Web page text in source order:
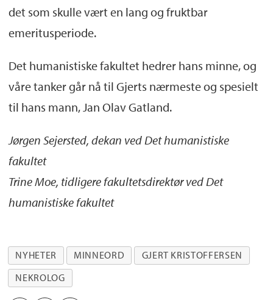
det som skulle vært en lang og fruktbar
emeritusperiode.
Det humanistiske fakultet hedrer hans minne, og
våre tanker går nå til Gjerts nærmeste og spesielt
til hans mann, Jan Olav Gatland.
Jørgen Sejersted, dekan ved Det humanistiske
fakultet
Trine Moe, tidligere fakultetsdirektør ved Det
humanistiske fakultet
NYHETER MINNEORD
GJERT KRISTOFFERSEN
NEKROLOG